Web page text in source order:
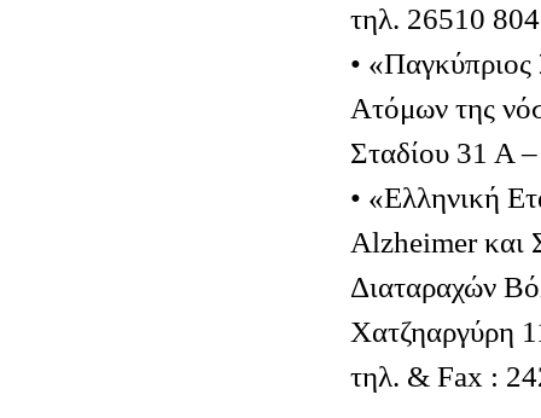
τηλ. 26510
• «Παγκύπριος
Ατόμων της
Σταδίου 31 Α
• «Ελληνική
Alzheimer και
Διαταραχών
Χατζηαργύρη
τηλ. & Fax :